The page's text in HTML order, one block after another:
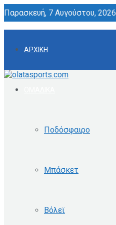
Παρασκευή, 7 Αυγούστου, 2026
ΑΡΧΙΚΗ
Ποδόσφαιρο
Μπάσκετ
Βόλεϊ